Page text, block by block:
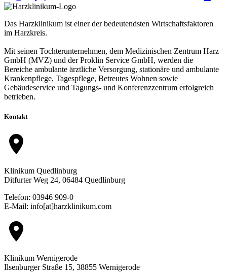
Das Harzklinikum ist einer der bedeutendsten Wirtschaftsfaktoren
im Harzkreis.
Mit seinen Tochterunternehmen, dem Medizinischen Zentrum Harz
GmbH (MVZ) und der Proklin Service GmbH, werden die
Bereiche ambulante ärztliche Versorgung, stationäre und ambulante
Krankenpflege, Tagespflege, Betreutes Wohnen sowie
Gebäudeservice und Tagungs- und Konferenzzentrum erfolgreich
betrieben.
Kontakt
location_on
Klinikum Quedlinburg
Ditfurter Weg 24, 06484 Quedlinburg
Telefon: 03946 909-0
E-Mail: info[at]harzklinikum.com
location_on
Klinikum Wernigerode
Ilsenburger Straße 15, 38855 Wernigerode